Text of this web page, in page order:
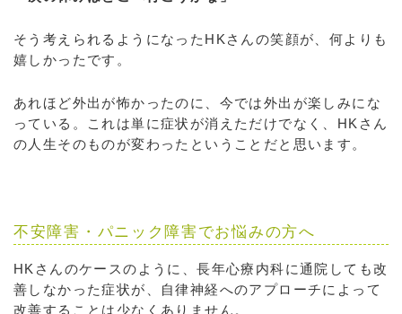
そう考えられるようになったHKさんの笑顔が、何よりも
嬉しかったです。
あれほど外出が怖かったのに、今では外出が楽しみにな
っている。これは単に症状が消えただけでなく、HKさん
の人生そのものが変わったということだと思います。
不安障害・パニック障害でお悩みの方へ
HKさんのケースのように、長年心療内科に通院しても改
善しなかった症状が、自律神経へのアプローチによって
改善することは少なくありません。